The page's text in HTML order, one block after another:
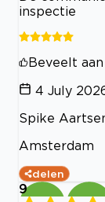
inspectie
Beveelt aan
4 July
Spike
Amsterdam
delen
9